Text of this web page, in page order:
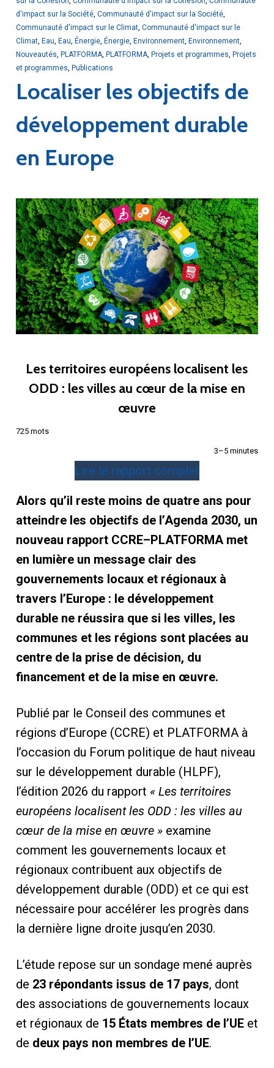
d'impact sur la Société, Communauté d'impact sur la Société,
Communauté d'impact sur le Climat, Communauté d'impact sur le
Climat, Eau Eau Énergie, Énergie, Environnement, Environnement,
Nouveautés PLATFORMA, PLATFORMA, Projets et programmes Projets
et programmes Publications
Localiser les objectifs de
développement durable
en Europe
Les territoires européens localisent les
ODD : les villes au cœur de la mise en
œuvre
725 mots
3–5 minutes
Lire le rapport complet
Alors qu’il reste moins de quatre ans pour
atteindre les objectifs de l’Agenda 2030, un
nouveau rapport CCRE–PLATFORMA met
en lumière un message clair des
gouvernements locaux et régionaux à
travers l’Europe : le développement
durable ne réussira que si les villes, les
communes et les régions sont placées au
centre de la prise de décision, du
financement et de la mise en œuvre.
Publié par le Conseil des communes et
régions d’Europe (CCRE) et PLATFORMA à
l’occasion du Forum politique de haut niveau
sur le développement durable (HLPF),
l’édition 2026 du rapport « Les territoires
européens localisent les ODD : les villes au
cœur de la mise en œuvre »examine
comment les gouvernements locaux et
régionaux contribuent aux objectifs de
développement durable (ODD) et ce qui est
nécessaire pour accélérer les progrès dans
la dernière ligne droite jusqu’en 2030.
L’étude repose sur un sondage mené auprès
de 23 répondants issus de 17 pays, dont
des associations de gouvernements locaux
et régionaux de 15 États membres de l’UEet
de deux pays non membres de l’UE.